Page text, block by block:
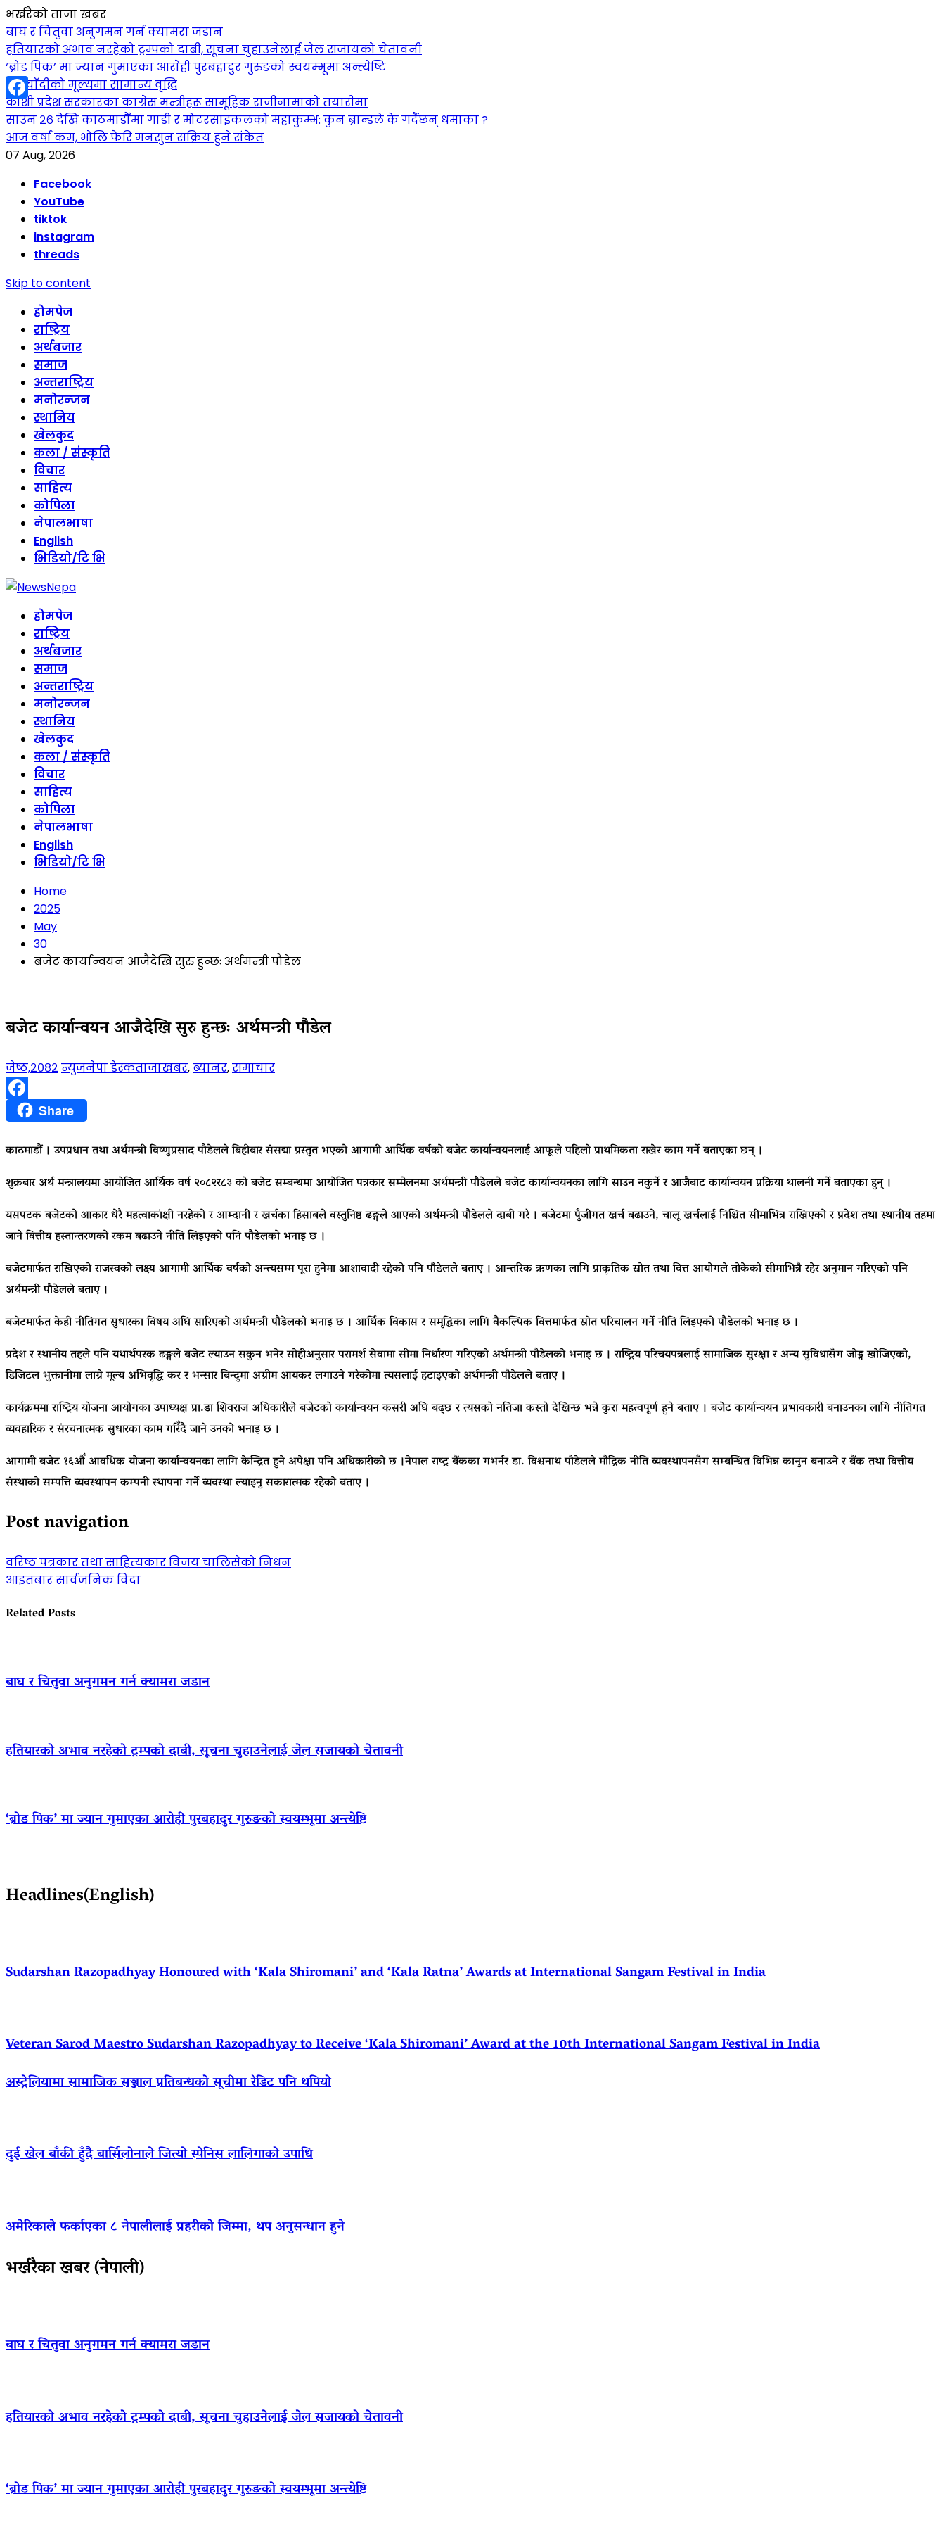
भर्खरैको ताजा खबर
बाघ र चितुवा अनुगमन गर्न क्यामरा जडान
हतियारको अभाव नरहेको ट्रम्पको दाबी, सूचना चुहाउनेलाई जेल सजायको चेतावनी
‘ब्रोड पिक’ मा ज्यान गुमाएका आराेही पुरबहादुर गुरुङको स्वयम्भूमा अन्त्येष्टि
सुनचाँदीको मूल्यमा सामान्य वृद्धि
कोशी प्रदेश सरकारका कांग्रेस मन्त्रीहरू सामूहिक राजीनामाको तयारीमा
साउन २६ देखि काठमाडौँमा गाडी र मोटरसाइकलको महाकुम्भ: कुन ब्रान्डले के गर्दैछन् धमाका ?
आज वर्षा कम, भोलि फेरि मनसुन सक्रिय हुने संकेत
07 Aug, 2026
Facebook
YouTube
tiktok
instagram
threads
Skip to content
होमपेज
राष्ट्रिय
अर्थबजार
समाज
अन्तराष्ट्रिय
मनोरन्जन
स्थानिय
खेलकुद
कला / संस्कृति
विचार
साहित्य
कोपिला
नेपालभाषा
English
भिडियो/टि भि
होमपेज
राष्ट्रिय
अर्थबजार
समाज
अन्तराष्ट्रिय
मनोरन्जन
स्थानिय
खेलकुद
कला / संस्कृति
विचार
साहित्य
कोपिला
नेपालभाषा
English
भिडियो/टि भि
Home
2025
May
30
बजेट कार्यान्वयन आजैदेखि सुरु हुन्छः अर्थमन्त्री पौडेल
बजेट कार्यान्वयन आजैदेखि सुरु हुन्छः अर्थमन्त्री पौडेल
जेष्ठ,२०८२ न्युजनेपा डेस्कताजाखबर,ब्यानर,समाचार
FacebookShare
काठमाडौं । उपप्रधान तथा अर्थमन्त्री विष्णुप्रसाद पौडेलले बिहीबार संसद्मा प्रस्तुत भएको आगामी आर्थिक वर्षको बजेट कार्यान्वयनलाई आफूले पहिलो प्राथमिकता राखेर काम गर्ने बताएका छन् ।
शुक्रबार अर्थ मन्त्रालयमा आयोजित आर्थिक वर्ष २०८२र८३ को बजेट सम्बन्धमा आयोजित पत्रकार सम्मेलनमा अर्थमन्त्री पौडेलले बजेट कार्यान्वयनका लागि साउन नकुर्ने र आजैबाट कार्यान्वयन प्रक्रिया थालनी गर्ने बताएका हुन् ।
यसपटक बजेटको आकार धेरै महत्वाकांक्षी नरहेको र आम्दानी र खर्चका हिसाबले वस्तुनिष्ठ ढङ्गले आएको अर्थमन्त्री पौडेलले दाबी गरे । बजेटमा पुँजीगत खर्च बढाउने, चालू खर्चलाई निश्चित सीमाभित्र राखिएको र प्रदेश तथा स्थानीय तहमा
जाने वित्तीय हस्तान्तरणको रकम बढाउने नीति लिइएको पनि पौडेलको भनाइ छ ।
बजेटमार्फत राखिएको राजस्वको लक्ष्य आगामी आर्थिक वर्षको अन्त्यसम्म पूरा हुनेमा आशावादी रहेको पनि पौडेलले बताए । आन्तरिक ऋणका लागि प्राकृतिक स्रोत तथा वित्त आयोगले तोकेको सीमाभित्रै रहेर अनुमान गरिएको पनि
अर्थमन्त्री पौडेलले बताए ।
बजेटमार्फत केही नीतिगत सुधारका विषय अघि सारिएको अर्थमन्त्री पौडेलको भनाइ छ । आर्थिक विकास र समृद्धिका लागि वैकल्पिक वित्तमार्फत स्रोत परिचालन गर्ने नीति लिइएको पौडेलको भनाइ छ ।
प्रदेश र स्थानीय तहले पनि यथार्थपरक ढङ्गले बजेट ल्याउन सकुन भनेर सोहीअनुसार परामर्श सेवामा सीमा निर्धारण गरिएको अर्थमन्त्री पौडेलको भनाइ छ । राष्ट्रिय परिचयपत्रलाई सामाजिक सुरक्षा र अन्य सुविधासँग जोड्न खोजिएको,
डिजिटल भुक्तानीमा लाग्ने मूल्य अभिवृद्धि कर र भन्सार बिन्दुमा अग्रीम आयकर लगाउने गरेकोमा त्यसलाई हटाइएको अर्थमन्त्री पौडेलले बताए ।
कार्यक्रममा राष्ट्रिय योजना आयोगका उपाध्यक्ष प्रा.डा शिवराज अधिकारीले बजेटको कार्यान्वयन कसरी अघि बढ्छ र त्यसको नतिजा कस्तो देखिन्छ भन्ने कुरा महत्वपूर्ण हुने बताए । बजेट कार्यान्वयन प्रभावकारी बनाउनका लागि नीतिगत
व्यवहारिक र संरचनात्मक सुधारका काम गरिँदै जाने उनको भनाइ छ ।
आगामी बजेट १६औँ आवधिक योजना कार्यान्वयनका लागि केन्द्रित हुने अपेक्षा पनि अधिकारीको छ ।नेपाल राष्ट्र बैंकका गभर्नर डा. विश्वनाथ पौडेलले मौद्रिक नीति व्यवस्थापनसँग सम्बन्धित विभिन्न कानुन बनाउने र बैंक तथा वित्तीय
संस्थाको सम्पत्ति व्यवस्थापन कम्पनी स्थापना गर्ने व्यवस्था ल्याइनु सकारात्मक रहेको बताए ।
Post navigation
वरिष्ठ पत्रकार तथा साहित्यकार विजय चालिसेको निधन
आइतबार सार्वजनिक विदा
Related Posts
बाघ र चितुवा अनुगमन गर्न क्यामरा जडान
हतियारको अभाव नरहेको ट्रम्पको दाबी, सूचना चुहाउनेलाई जेल सजायको चेतावनी
‘ब्रोड पिक’ मा ज्यान गुमाएका आराेही पुरबहादुर गुरुङको स्वयम्भूमा अन्त्येष्टि
Headlines(English)
Sudarshan Razopadhyay Honoured with ‘Kala Shiromani’ and ‘Kala Ratna’ Awards at International Sangam Festival in India
Veteran Sarod Maestro Sudarshan Razopadhyay to Receive ‘Kala Shiromani’ Award at the 10th International Sangam Festival in India
अस्ट्रेलियामा सामाजिक सञ्जाल प्रतिबन्धको सूचीमा रेडिट पनि थपियो
दुई खेल बाँकी हुँदै बार्सिलोनाले जित्यो स्पेनिस लालिगाको उपाधि
अमेरिकाले फर्काएका ८ नेपालीलाई प्रहरीको जिम्मा, थप अनुसन्धान हुने
भर्खरैका खबर (नेपाली)
बाघ र चितुवा अनुगमन गर्न क्यामरा जडान
हतियारको अभाव नरहेको ट्रम्पको दाबी, सूचना चुहाउनेलाई जेल सजायको चेतावनी
‘ब्रोड पिक’ मा ज्यान गुमाएका आराेही पुरबहादुर गुरुङको स्वयम्भूमा अन्त्येष्टि
Facebook